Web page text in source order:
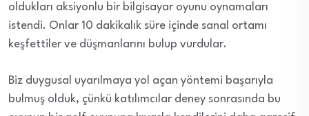
oldukları aksiyonlu bir bilgisayar oyunu oynamaları
istendi. Onlar 10 dakikalık süre içinde sanal ortamı
keşfettiler ve düşmanlarını bulup vurdular.
Biz duygusal uyarılmaya yol açan yöntemi başarıyla
bulmuş olduk, çünkü katılımcılar deney sonrasında bu